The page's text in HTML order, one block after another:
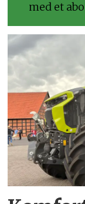
med et